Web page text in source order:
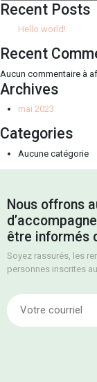
Recent Posts
Hello world!
Recent
Aucun commentaire à
Archives
mai 2023
Categories
Aucune catégorie
Nous offrons
être informés
Soyez rassurés, les
personnes inscrites